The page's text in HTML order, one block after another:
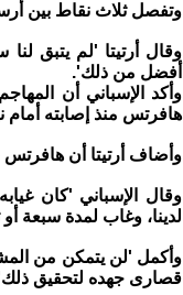
وتفصل ثلاث ‌نقاط ⁠بين
وقال أرتيتا 'لم يتبق
أفضل من ذلك'.
وأكد الإسباني أن
هافرتس منذ إصابته أمام
وأضاف أرتيتا أن هافرتس
وقال الإسباني 'كان
لدينا، وغاب لمدة سبعة أو
وأكمل 'لن يتمكن من
قصارى جهده لتحقيق